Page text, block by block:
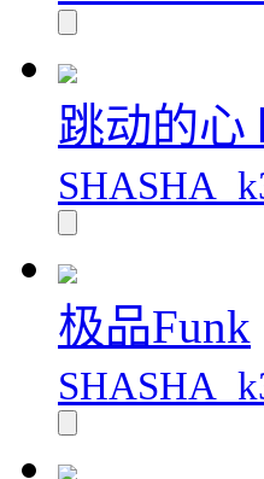
跳动的心
极品Funk